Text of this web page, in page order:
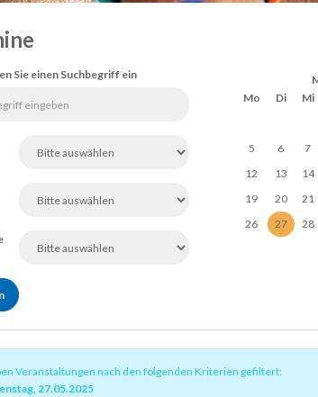
Mo
Di Mi
5
6 7
12
13 14
19
20 21
26
27 28
Sie einen Suchbegriff ein
Veranstaltungen nach den folgenden Kriterien gefiltert:
27.05.2025